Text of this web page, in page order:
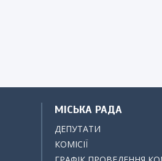
МІСЬКА РАДА
ДЕПУТАТИ
КОМІСІЇ